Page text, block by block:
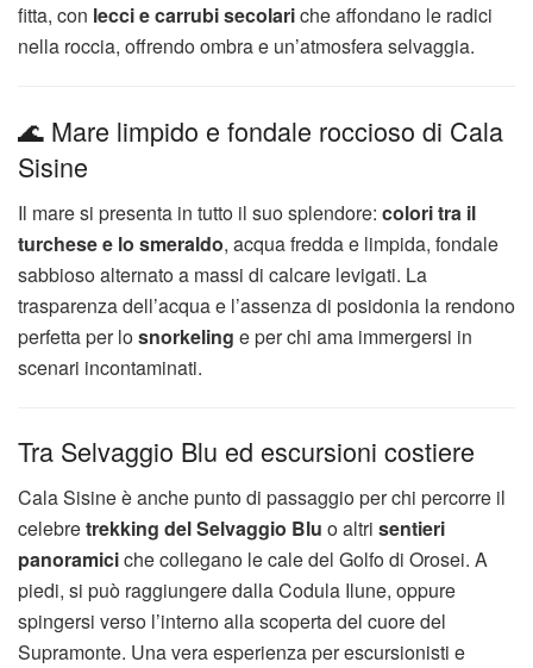
fitta, con lecci e carrubi secolariche affondano le radici
nella roccia, offrendo ombra e un’atmosfera selvaggia.
🌊 Mare limpido e fondale roccioso di Cala
Sisine
Il mare si presenta in tutto il suo splendore: colori tra il
turchese e lo smeraldo, acqua fredda e limpida, fondale
sabbioso alternato a massi di calcare levigati. La
trasparenza dell’acqua e l’assenza di posidonia la rendono
perfetta per losnorkeling e per chi ama immergersi in
scenari incontaminati.
Tra Selvaggio Blu ed escursioni costiere
Cala Sisine è anche punto di passaggio per chi percorre il
celebretrekking del Selvaggio Blu o altri sentieri
panoramiciche collegano le cale del Golfo di Orosei. A
piedi, si può raggiungere dalla Codula Ilune, oppure
spingersi verso l’interno alla scoperta del cuore del
Supramonte. Una vera esperienza per escursionisti e